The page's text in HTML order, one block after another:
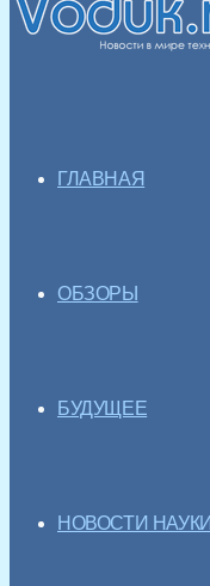
ГЛАВНАЯ
ОБЗОРЫ
БУДУЩЕЕ
НОВОСТИ НАУКИ